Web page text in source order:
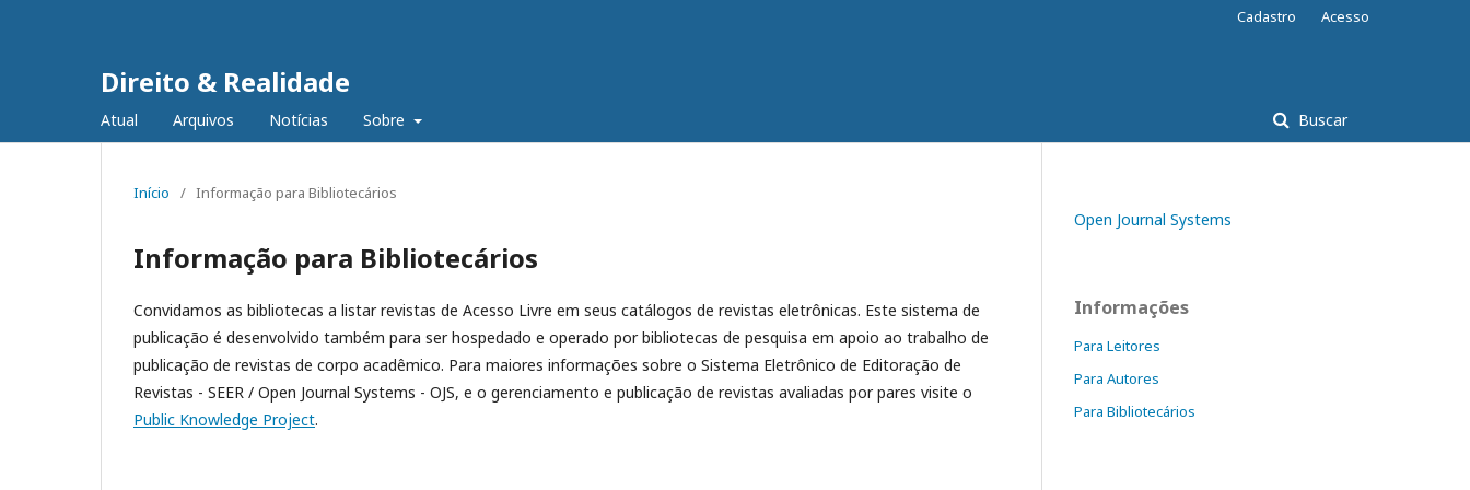
Direito & Realidade
Atual Arquivos Notícias Sobre Buscar
Cadastro Acesso
Início / Informação para Bibliotecários
Informação para Bibliotecários
Convidamos as bibliotecas a listar revistas de Acesso Livre em seus catálogos de revistas eletrônicas. Este sistema de
publicação é desenvolvido também para ser hospedado e operado por bibliotecas de pesquisa em apoio ao trabalho de
publicação de revistas de corpo acadêmico. Para maiores informações sobre o Sistema Eletrônico de Editoração de
Revistas - SEER / Open Journal Systems - OJS, e o gerenciamento e publicação de revistas avaliadas por pares visite o
Public Knowledge Project.
Open Journal Systems
Informações
Para Leitores
Para Autores
Para Bibliotecários